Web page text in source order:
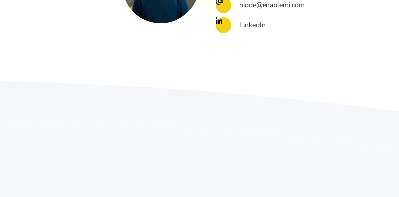
hidde@enablemi.com
LinkedIn